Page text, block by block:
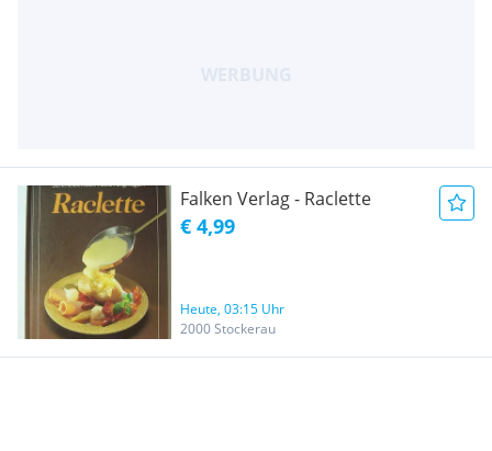
Falken Verlag - Raclette
€ 4,99
Heute, 03:15 Uhr
2000 Stockerau